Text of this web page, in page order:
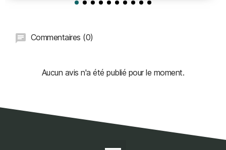
Commentaires (0)
Aucun avis n'a été publié pour le moment.